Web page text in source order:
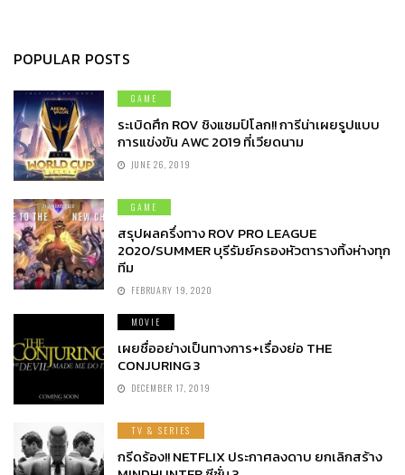
POPULAR POSTS
GAME
ระเบิดศึก ROV ชิงแชมป์โลก!! การีน่าเผยรูปแบบ
การแข่งขัน AWC 2019 ที่เวียดนาม
JUNE 26, 2019
GAME
สรุปผลครึ่งทาง ROV PRO LEAGUE
2020/SUMMER บุรีรัมย์ครองหัวตารางทิ้งห่างทุก
ทีม
FEBRUARY 19, 2020
MOVIE
เผยชื่ออย่างเป็นทางการ+เรื่องย่อ THE
CONJURING 3
DECEMBER 17, 2019
TV & SERIES
กรีดร้อง!! NETFLIX ประกาศลงดาบ ยกเลิกสร้าง